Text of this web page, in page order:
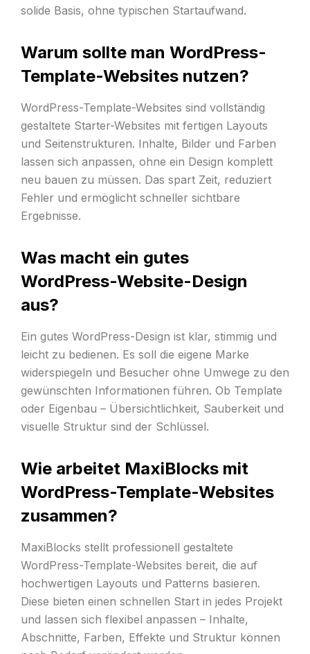
solide Basis, ohne typischen Startaufwand.
Warum sollte man WordPress-
Template-Websites nutzen?
WordPress-Template-Websites sind vollständig
gestaltete Starter-Websites mit fertigen Layouts
und Seitenstrukturen. Inhalte, Bilder und Farben
lassen sich anpassen, ohne ein Design komplett
neu bauen zu müssen. Das spart Zeit, reduziert
Fehler und ermöglicht schneller sichtbare
Ergebnisse.
Was macht ein gutes
WordPress-Website-Design
aus?
Ein gutes WordPress-Design ist klar, stimmig und
leicht zu bedienen. Es soll die eigene Marke
widerspiegeln und Besucher ohne Umwege zu den
gewünschten Informationen führen. Ob Template
oder Eigenbau – Übersichtlichkeit, Sauberkeit und
visuelle Struktur sind der Schlüssel.
Wie arbeitet MaxiBlocks mit
WordPress-Template-Websites
zusammen?
MaxiBlocks stellt professionell gestaltete
WordPress-Template-Websites bereit, die auf
hochwertigen Layouts und Patterns basieren.
Diese bieten einen schnellen Start in jedes Projekt
und lassen sich flexibel anpassen – Inhalte,
Abschnitte, Farben, Effekte und Struktur können